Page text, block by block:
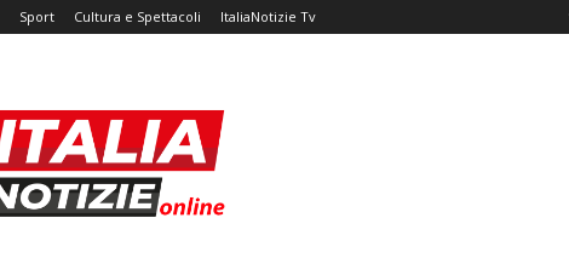
Sport Cultura e Spettacoli ItaliaNotizie Tv